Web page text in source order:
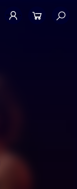
Mon compte Panier